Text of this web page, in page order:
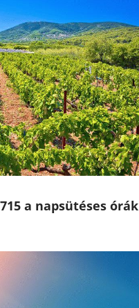
a napsütéses órák